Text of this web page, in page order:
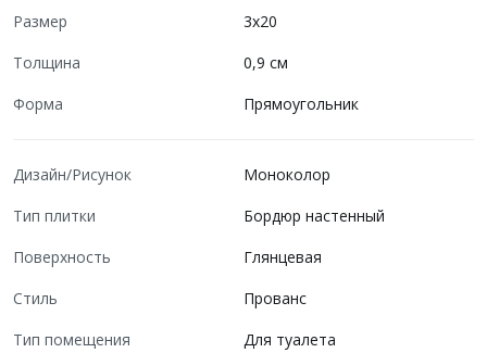
Размер
3x20
Толщина
0,9 см
Форма
Прямоугольник
Дизайн/Рисунок
Моноколор
Тип плитки
Бордюр настенный
Поверхность
Глянцевая
Стиль
Прованс
Тип помещения
Для туалета